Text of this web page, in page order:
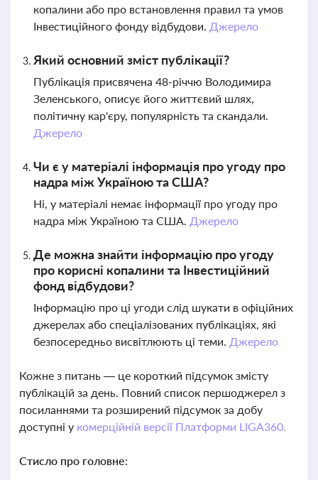
копалини або про встановлення правил та умов
Інвестиційного фонду відбудови. Джерело
Який основний зміст публікації?
Публікація присвячена 48-річчю Володимира
Зеленського, описує його життєвий шлях,
політичну кар'єру, популярність та скандали.
Джерело
Чи є у матеріалі інформація про угоду про
надра між Україною та США?
Ні, у матеріалі немає інформації про угоду про
надра між Україною та США. Джерело
Де можна знайти інформацію про угоду
про корисні копалини та Інвестиційний
фонд відбудови?
Інформацію про ці угоди слід шукати в офіційних
джерелах або спеціалізованих публікаціях, які
безпосередньо висвітлюють ці теми. Джерело
Кожне з питань — це короткий підсумок змісту
публікацій за день. Повний список першоджерел з
посиланнями та розширений підсумок за добу
доступні у комерційній версії Платформи LIGA360.
Стисло про головне: